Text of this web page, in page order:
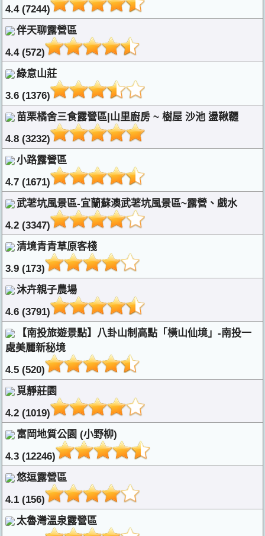
4.4 (7244)
伴天聊露營區
4.4 (572)
綠意山莊
3.6 (1376)
苗栗橘舍三食露營區|山里廚房 ~ 樹屋 沙池 盪鞦韆
4.8 (3232)
小路露營區
4.7 (1671)
武荖坑風景區-宜蘭蘇澳武荖坑風景區~露營、戲水
4.2 (3347)
清境青青草原客棧
3.9 (173)
沐卉親子農場
4.6 (3791)
【南投旅遊景點】八卦山制高點「橫山仙境」-南投一
處美麗新秘境
4.5 (520)
覓靜莊園
4.2 (1019)
富岡地質公園 (小野柳)
4.3 (12246)
悠逗露營區
4.1 (156)
太魯灣溫泉露營區